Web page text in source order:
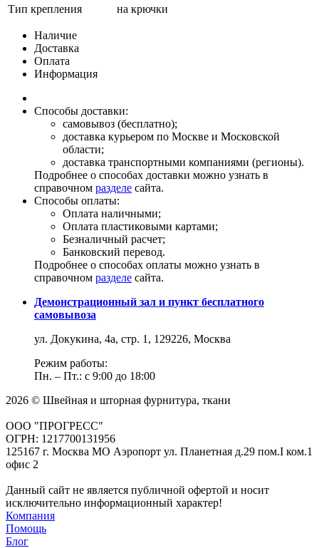
Тип крепления
на крючки
Наличие
Доставка
Оплата
Информация
Способы доставки:
самовывоз (бесплатно);
доставка курьером по Москве и Московской
области;
доставка транспортными компаниями (регионы).
Подробнее о способах доставки можно узнать в
справочном разделе сайта.
Способы оплаты:
Оплата наличными;
Оплата пластиковыми картами;
Безналичный расчет;
Банковский перевод.
Подробнее о способах оплаты можно узнать в
справочном разделе сайта.
Демонстрационный зал и пункт бесплатного
самовывоза
ул. Докукина, 4а, стр. 1, 129226, Москва
Режим работы:
Пн. – Пт.: с 9:00 до 18:00
2026 © Швейная и шторная фурнитура, ткани
ООО "ПРОГРЕСС"
ОГРН: 1217700131956
125167 г. Москва МО Аэропорт ул. Планетная д.29 пом.I ком.1
офис 2
Данный сайт не является публичной офертой и носит
исключительно информационный характер!
Компания
Помощь
Блог